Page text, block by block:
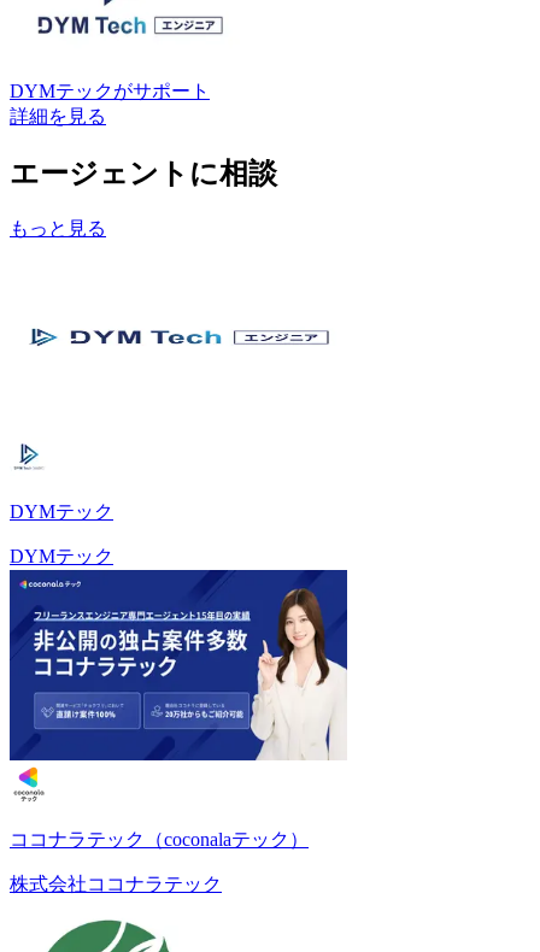
DYMテックがサポート
詳細を見る
エージェントに相談
もっと見る
DYMテック
DYMテック
ココナラテック（coconalaテック）
株式会社ココナラテック